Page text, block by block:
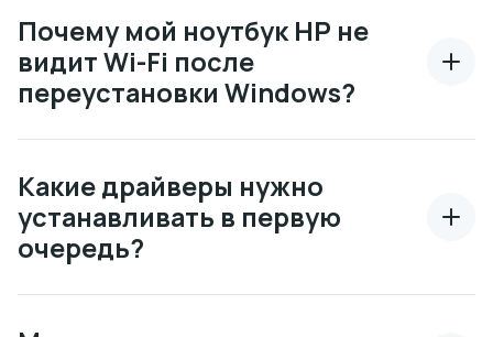
Почему мой ноутбук HP не
видит Wi-Fi после
переустановки Windows?
Какие драйверы нужно
устанавливать в первую
очередь?